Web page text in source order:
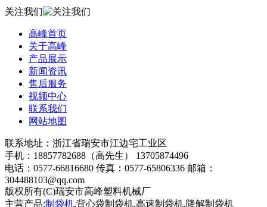
关注我们
高峰首页
关于高峰
产品展示
新闻资讯
售后服务
视频中心
联系我们
网站地图
联系地址：浙江省瑞安市江边宅工业区
手机：18857782688（高先生） 13705874496
电话：0577-66816680 传真：0577-65806336 邮箱：
304488103@qq.com
版权所有(C)瑞安市高峰塑料机械厂
主营产品:制袋机,背心袋制袋机,高速制袋机,降解制袋机